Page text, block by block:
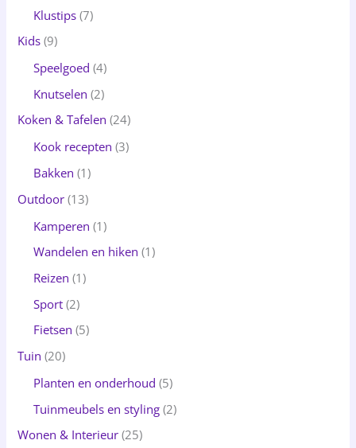
Klustips (7)
Kids (9)
Speelgoed (4)
Knutselen (2)
Koken & Tafelen (24)
Kook recepten (3)
Bakken (1)
Outdoor (13)
Kamperen (1)
Wandelen en hiken (1)
Reizen (1)
Sport (2)
Fietsen (5)
Tuin (20)
Planten en onderhoud (5)
Tuinmeubels en styling (2)
Wonen & Interieur (25)